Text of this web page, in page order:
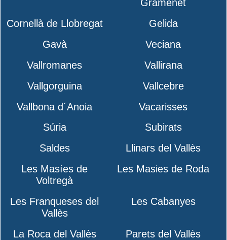
Gramenet
Cornellà de Llobregat
Gelida
Gavà
Veciana
Vallromanes
Vallirana
Vallgorguina
Vallcebre
Vallbona d´Anoia
Vacarisses
Súria
Subirats
Saldes
Llinars del Vallès
Les Masíes de
Voltregà
Les Masies de Roda
Les Franqueses del
Vallès
Les Cabanyes
La Roca del Vallès
Parets del Vallès